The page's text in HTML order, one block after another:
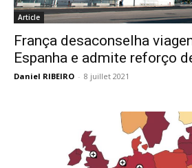
Article
França desaconselha
Espanha e admite reforço
Daniel RIBEIRO - 8 juillet 2021